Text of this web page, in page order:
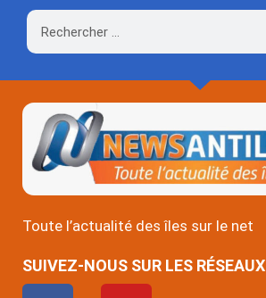
Rechercher
Toute l’actualité des îles sur le net
SUIVEZ-NOUS SUR LES RÉSEAUX